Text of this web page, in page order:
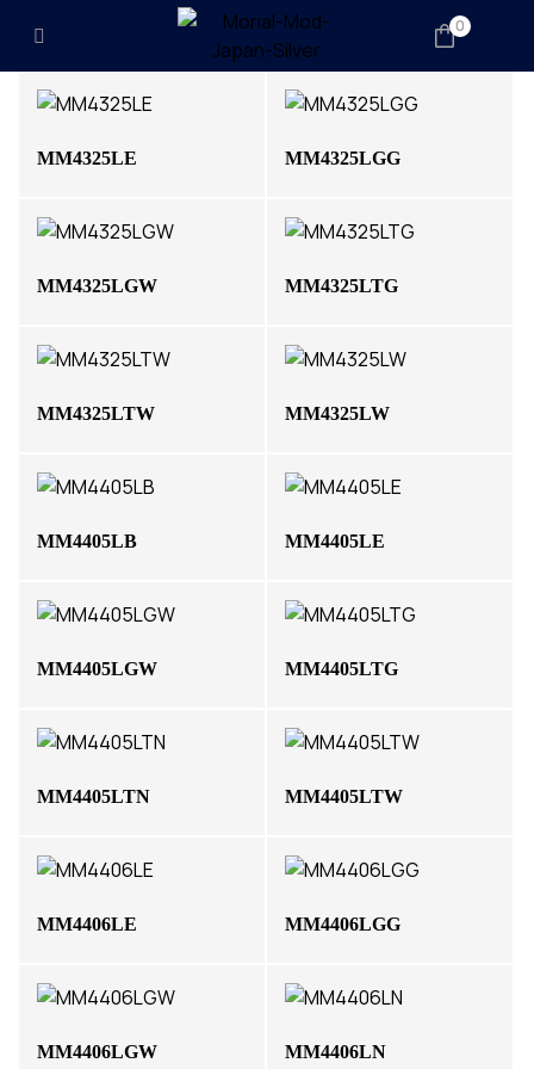
0
MM4325LE MM4325LGG
MM4325LGW MM4325LTG
MM4325LTW MM4325LW
MM4405LB MM4405LE
MM4405LGW MM4405LTG
MM4405LTN MM4405LTW
MM4406LE MM4406LGG
MM4406LGW MM4406LN